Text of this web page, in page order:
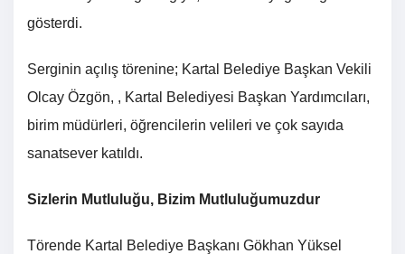
gösterdi.
Serginin açılış törenine; Kartal Belediye Başkan Vekili
Olcay Özgön, , Kartal Belediyesi Başkan Yardımcıları,
birim müdürleri, öğrencilerin velileri ve çok sayıda
sanatsever katıldı.
Sizlerin Mutluluğu, Bizim Mutluluğumuzdur
Törende Kartal Belediye Başkanı Gökhan Yüksel